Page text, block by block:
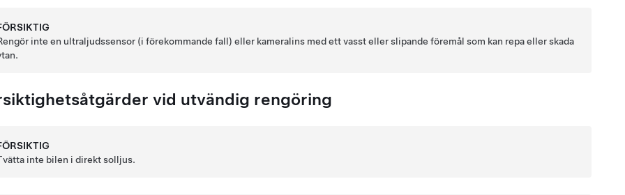
inte en ultraljudssensor (i förekommande fall) eller kameralins med ett vasst eller slipande föremål som kan repa eller skada
vid utvändig rengöring
inte bilen i direkt solljus.